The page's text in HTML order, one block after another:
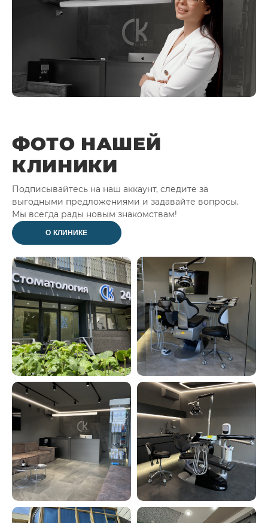
ФОТО НАШЕЙ
КЛИНИКИ
Подписывайтесь на наш аккаунт, следите за
выгодными предложениями и задавайте вопросы.
Мы всегда рады новым знакомствам!
О КЛИНИКЕ